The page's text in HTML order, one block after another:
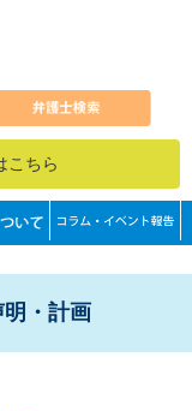
こちら
・計画